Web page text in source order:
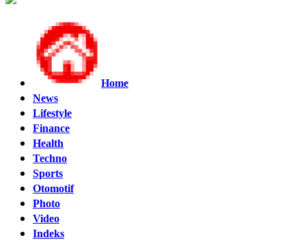
Home
News
Lifestyle
Finance
Health
Techno
Sports
Otomotif
Photo
Video
Indeks